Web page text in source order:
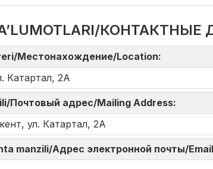
КОНТАКТНЫЕ
Местонахождение/Location:
Катартал, 2А
Почтовый адрес/Mailing Address:
ул. Катартал, 2А
manzili/Адрес электронной почты/